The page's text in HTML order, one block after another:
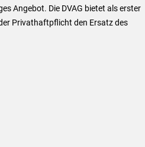
Angebot. Die DVAG bietet als erster
Privathaftpflicht den Ersatz des